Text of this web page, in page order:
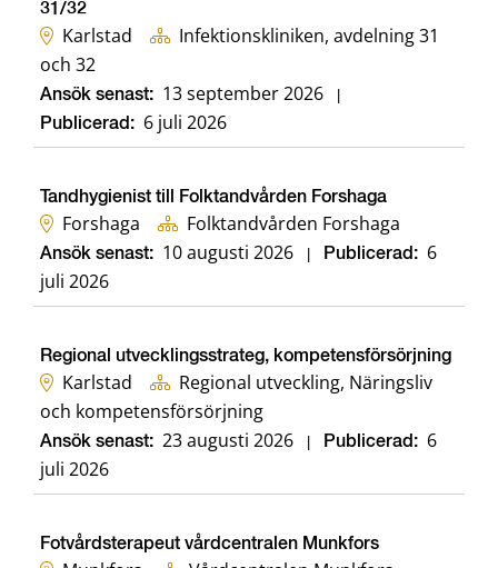
31/32
Karlstad
Infektionskliniken, avdelning 31
och 32
Ansök senast: 13 september 2026
Publicerad: 6 juli 2026
Tandhygienist till Folktandvården Forshaga
Forshaga Folktandvården Forshaga
Ansök senast: 10 augusti 2026 Publicerad: 6
juli 2026
Regional utvecklingsstrateg, kompetensförsörjning
Karlstad
Regional utveckling, Näringsliv
och kompetensförsörjning
Ansök senast: 23 augusti 2026 Publicerad: 6
juli 2026
Fotvårdsterapeut vårdcentralen Munkfors